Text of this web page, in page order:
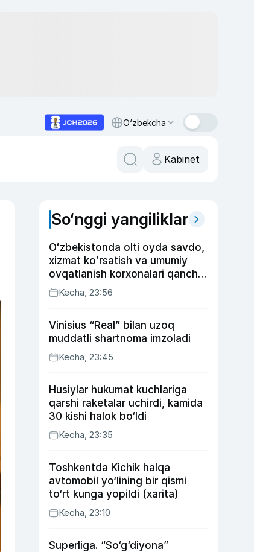
O‘zbekcha
Kabinet
So‘nggi yangiliklar
Oʻzbekistonda olti oyda savdo,
xizmat koʻrsatish va umumiy
ovqatlanish korxonalari qancha
soliq toʻlagani ochiqlandi
Kecha, 23:56
Vinisius “Real” bilan uzoq
muddatli shartnoma imzoladi
Kecha, 23:45
Husiylar hukumat kuchlariga
qarshi raketalar uchirdi, kamida
30 kishi halok bo‘ldi
Kecha, 23:35
Toshkentda Kichik halqa
avtomobil yo‘lining bir qismi
to‘rt kunga yopildi (xarita)
Kecha, 23:10
Superliga. “So‘g‘diyona”